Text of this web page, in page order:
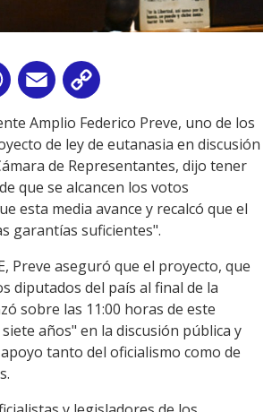
WhatsApp
Email
Link
Amplio Federico Preve, uno de los
de ley de eutanasia en discusión
de Representantes, dijo tener
que se alcancen los votos
esta media avance y recalcó que el
garantías suficientes".
Preve aseguró que el proyecto, que
diputados del país al final de la
sobre las 11:00 horas de este
años" en la discusión pública y
tanto del oficialismo como de